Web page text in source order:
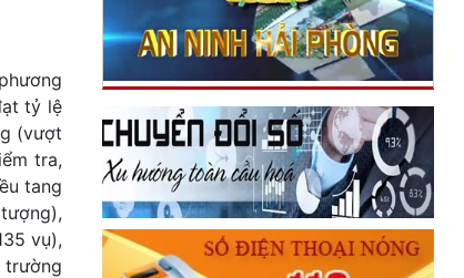
tỷ lệ
(vượt
tra,
tang
vụ),
trường